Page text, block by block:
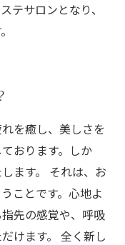
テサロンとなり、
を癒し、美しさを
おります。しか
ます。 それは、お
ことです。心地よ
先の感覚や、呼吸
けます。 全く新し